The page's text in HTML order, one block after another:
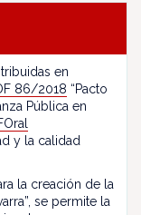
en
86/2018 “Pacto
Pública en
y la calidad
la creación de la
se permite la